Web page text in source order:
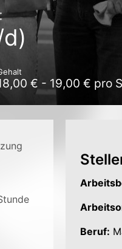
€ - 19,00 € pro
Beruf: